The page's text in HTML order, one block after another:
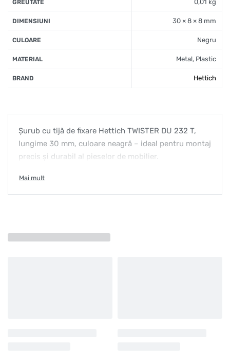
GREUTATE 0,01 kg
DIMENSIUNI 30 × 8 × 8 mm
CULOARE Negru
MATERIAL Metal, Plastic
BRAND Hettich
Șurub cu tijă de fixare Hettich TWISTER DU 232 T,
lungime 30 mm, culoare neagră – ideal pentru montaj
precis și durabil al pieselor de mobilier.